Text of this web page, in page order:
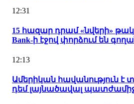
12:31
15 հազար դրամ «նվերի»
Bank-ի էջով փորձում են
12:13
Ամերիկան հավանություն է
դեմ լայնածավալ